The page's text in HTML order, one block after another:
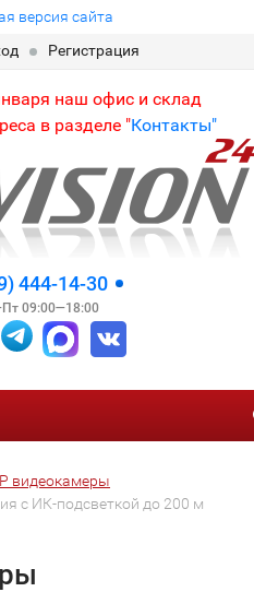
версия сайта
Регистрация
наш офис и склад
в разделе "Контакты"
444-14-30
09:00—18:00
видеокамеры
с ИК-подсветкой до 200 м